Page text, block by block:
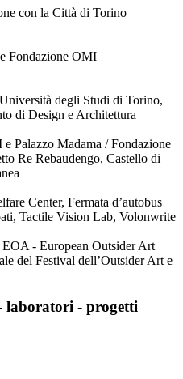
con la Città di Torino
Fondazione OMI
degli Studi di Torino,
di Design e Architettura
Palazzo Madama / Fondazione
Re Rebaudengo, Castello di
Center, Fermata d’autobus
Tactile Vision Lab, Volonwrite
- European Outsider Art
del Festival dell’Outsider Art e
laboratori - progetti